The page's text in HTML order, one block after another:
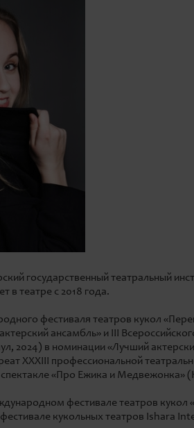
государственный театральный
в театре с 2018 года.
фестиваля театров кукол
ансамбль» и III
2024) в номинации «Лучший
ХXXIII профессиональной
спектакле «Про Ежика и Медвежонка»
фестивале театров кукол
кукольных театров Ishara